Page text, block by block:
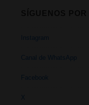
Instagram
Canal de WhatsApp
Facebook
X